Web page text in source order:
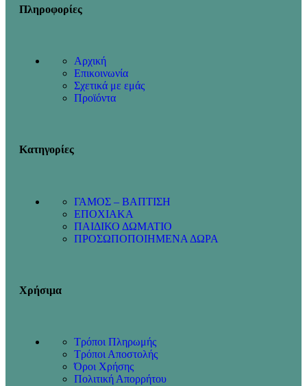
Πληροφορίες
Αρχική
Επικοινωνία
Σχετικά με εμάς
Προϊόντα
Κατηγορίες
ΓΑΜΟΣ – ΒΑΠΤΙΣΗ
ΕΠΟΧΙΑΚΑ
ΠΑΙΔΙΚΟ ΔΩΜΑΤΙΟ
ΠΡΟΣΩΠΟΠΟΙΗΜΕΝΑ ΔΩΡΑ
Χρήσιμα
Τρόποι Πληρωμής
Τρόποι Αποστολής
Όροι Χρήσης
Πολιτική Απορρήτου